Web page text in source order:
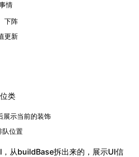
情
下阵
更新
类
展示当前的装饰
队位置
从buildBase拆出来的，展示UI信